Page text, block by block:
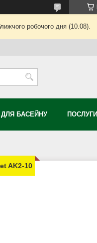
робочого дня (10.08).
ДЛЯ БАСЕЙНУ ПОСЛУГИ
AK2-10